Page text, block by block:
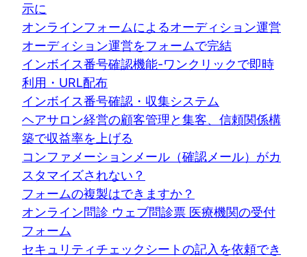
示に
オンラインフォームによるオーディション運営
オーディション運営をフォームで完結
インボイス番号確認機能-ワンクリックで即時
利用・URL配布
インボイス番号確認・収集システム
ヘアサロン経営の顧客管理と集客、信頼関係構
築で収益率を上げる
コンファメーションメール（確認メール）がカ
スタマイズされない？
フォームの複製はできますか？
オンライン問診 ウェブ問診票 医療機関の受付
フォーム
セキュリティチェックシートの記入を依頼でき